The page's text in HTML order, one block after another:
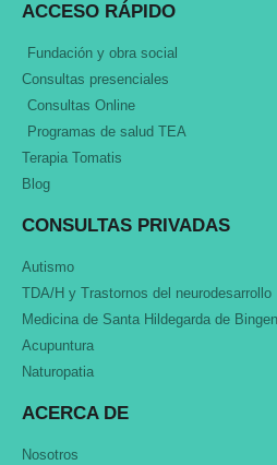
ACCESO RÁPIDO
Fundación y obra social
Consultas presenciales
Consultas Online
Programas de salud TEA
Terapia Tomatis
Blog
CONSULTAS PRIVADAS
Autismo
TDA/H y Trastornos del neurodesarrollo
Medicina de Santa Hildegarda de Bingen
Acupuntura
Naturopatia
ACERCA DE
Nosotros